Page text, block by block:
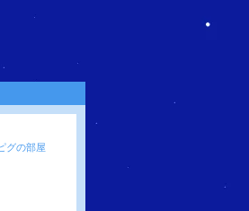
グの部屋